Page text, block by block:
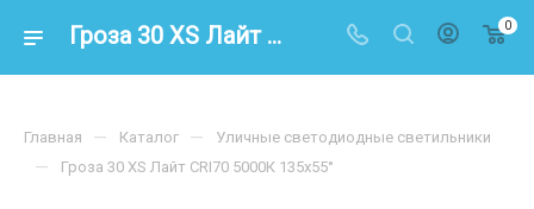
Гроза 30 XS Лайт CRI70 5000К 135х55° – купить по цене 6600.00 в интернет-магазине energoresurs-spb.ru 0
Главная — Каталог — Уличные светодиодные светильники
— Гроза 30 XS Лайт CRI70 5000К 135х55°